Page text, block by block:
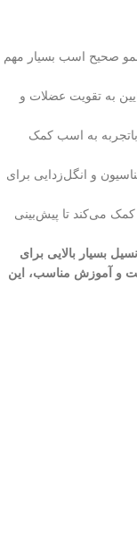
صحیح اسب بسیار مهم
به تقویت عضلات و
به اسب کمک
و انگل‌زدایی برای
می‌کند تا پیش‌بینی
بسیار بالایی برای
و آموزش مناسب، این